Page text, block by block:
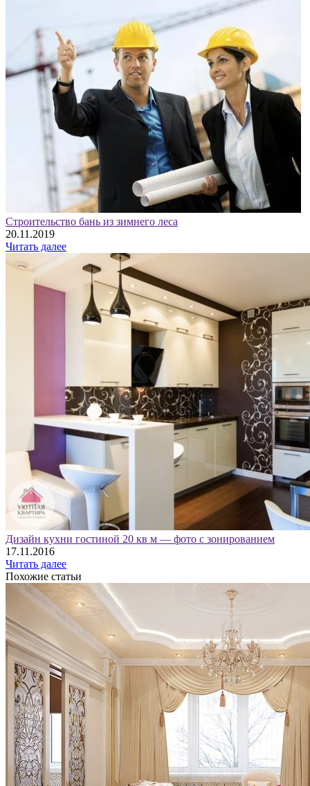
Строительство бань из зимнего леса
20.11.2019
Читать далее
Дизайн кухни гостиной 20 кв м — фото с зонированием
17.11.2016
Читать далее
Похожие статьи